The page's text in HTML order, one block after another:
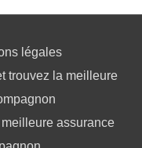
légales
trouvez la meilleure
assurance